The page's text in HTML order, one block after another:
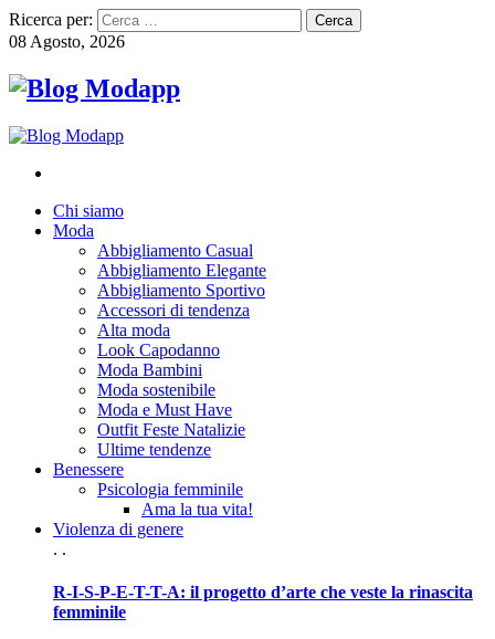
Ricerca per:
08 Agosto, 2026
Chi siamo
Moda
Abbigliamento Casual
Abbigliamento Elegante
Abbigliamento Sportivo
Accessori di tendenza
Alta moda
Look Capodanno
Moda Bambini
Moda sostenibile
Moda e Must Have
Outfit Feste Natalizie
Ultime tendenze
Benessere
Psicologia femminile
Ama la tua vita!
Violenza di genere
. .
R-I-S-P-E-T-T-A: il progetto d’arte che veste la rinascita
femminile